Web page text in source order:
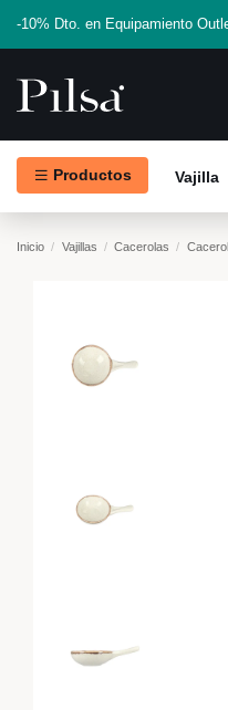
-10% Dto. en Equipamiento
Productos Vajilla
Inicio Vajillas Cacerolas